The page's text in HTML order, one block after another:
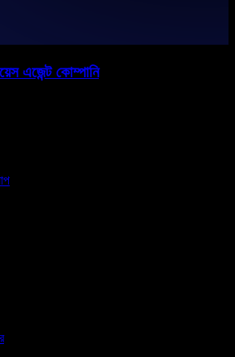
এজেন্ট কোম্পানি